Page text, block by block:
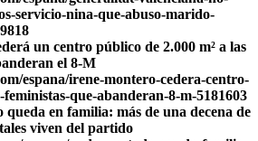
servicio-nina-que-abuso-marido-
un centro público de 2.000 m² a las
el 8-M
espana/irene-montero-cedera-centro-
feministas-que-abanderan-8-m-5181603
queda en familia: más de una decena de
viven del partido